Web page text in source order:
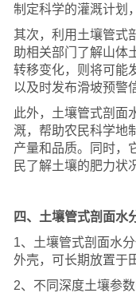
制定科学的灌溉计划
其次，利用土壤管式
助相关部门了解山体
转移变化，则将可能
以及时发布滑坡预警
此外，土壤管式剖面
溉，帮助农民科学地
产量和品质。同时，
民了解土壤的肥力状
四、土壤管式剖面水
1、土壤管式剖面水
外壳，可长期放置于
2、不同深度土壤参